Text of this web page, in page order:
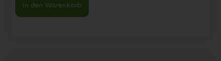
In den Warenkorb